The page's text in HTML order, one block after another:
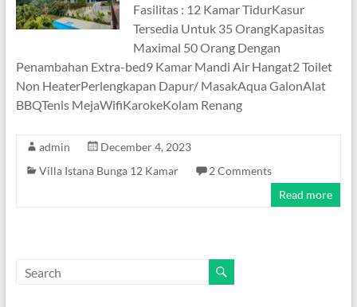
Fasilitas : 12 Kamar TidurKasur
Tersedia Untuk 35 OrangKapasitas
Maximal 50 Orang Dengan
Penambahan Extra-bed9 Kamar Mandi Air Hangat2 Toilet
Non HeaterPerlengkapan Dapur/ MasakAqua GalonAlat
BBQTenis MejaWifiKarokeKolam Renang
admin
December 4, 2023
Villa Istana Bunga 12 Kamar
2 Comments
Read more